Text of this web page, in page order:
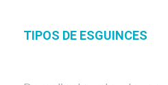
TIPOS DE ESGUINCES